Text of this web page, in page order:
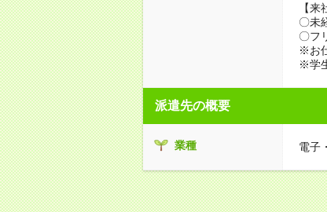
【来
〇未
〇フ
※お
※学
派遣先の概要
業種 電子